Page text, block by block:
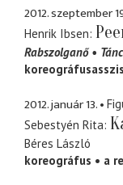
2012. szeptember
Henrik Ibsen
Rabszolganő
2012. január 13.
Sebestyén Rita
Béres László
koreográfus
a